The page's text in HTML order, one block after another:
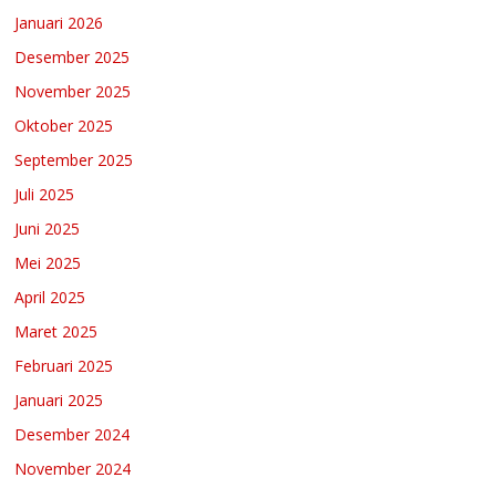
Januari 2026
Desember 2025
November 2025
Oktober 2025
September 2025
Juli 2025
Juni 2025
Mei 2025
April 2025
Maret 2025
Februari 2025
Januari 2025
Desember 2024
November 2024